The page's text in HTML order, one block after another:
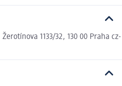
1133/32, 130 00 Praha cz-